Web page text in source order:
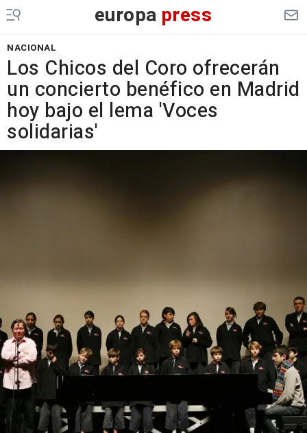
europa press
NACIONAL
Los Chicos del Coro ofrecerán
un concierto benéfico en Madrid
hoy bajo el lema 'Voces
solidarias'